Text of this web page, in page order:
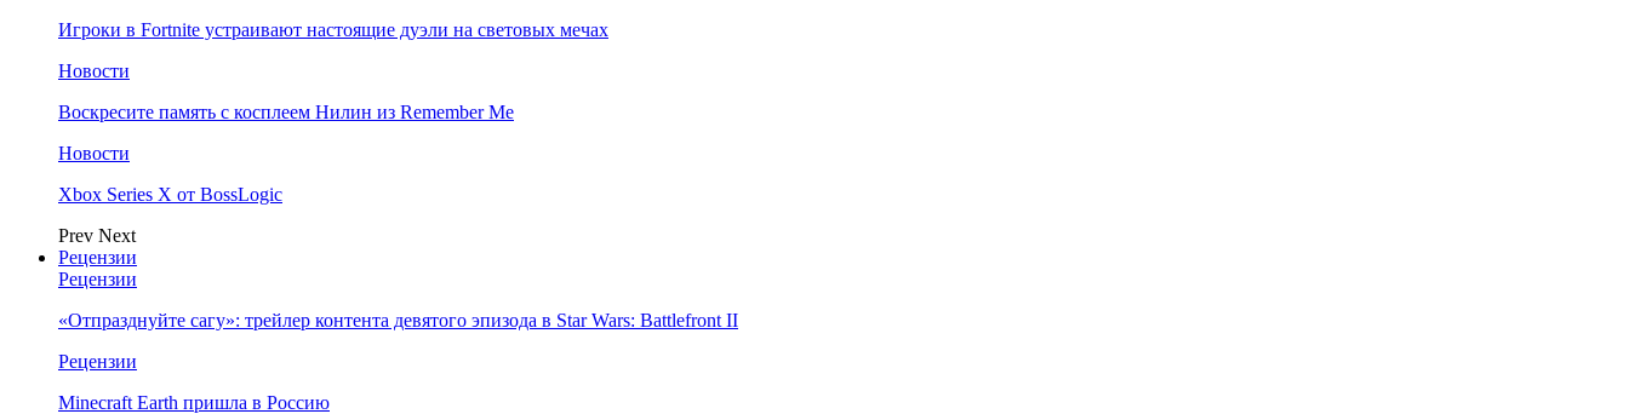
Игроки в Fortnite устраивают настоящие дуэли на световых мечах
Новости
Воскресите память с косплеем Нилин из Remember Me
Новости
Xbox Series X от BossLogic
Prev Next
Рецензии
Рецензии
«Отпразднуйте сагу»: трейлер контента девятого эпизода в Star Wars: Battlefront II
Рецензии
Minecraft Earth пришла в Россию